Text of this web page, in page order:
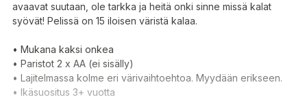
avaavat suutaan, ole tarkka ja heitä onki sinne missä kalat
syövät! Pelissä on 15 iloisen väristä kalaa.
• Mukana kaksi onkea
• Paristot 2 x AA (ei sisälly)
• Lajitelmassa kolme eri värivaihtoehtoa. Myydään erikseen.
• Ikäsuositus 3+ vuotta